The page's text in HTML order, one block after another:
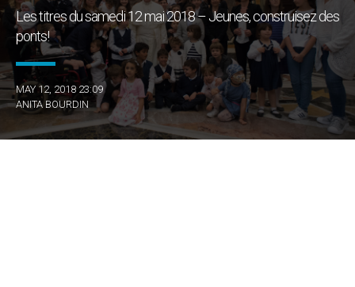
Les titres du samedi 12 mai 2018 – Jeunes, construisez des
ponts!
MAY 12, 2018 23:09
ANITA BOURDIN